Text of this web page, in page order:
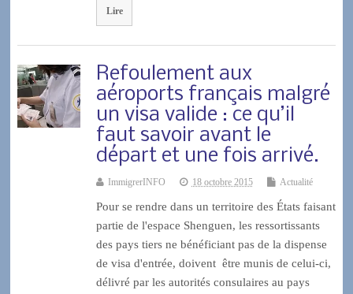
Lire
Refoulement aux
aéroports français malgré
un visa valide : ce qu’il
faut savoir avant le
départ et une fois arrivé.
ImmigrerINFO 18 octobre 2015 Actualité
Pour se rendre dans un territoire des États faisant
partie de l'espace Shenguen, les ressortissants
des pays tiers ne bénéficiant pas de la dispense
de visa d'entrée, doivent être munis de celui-ci,
délivré par les autorités consulaires au pays